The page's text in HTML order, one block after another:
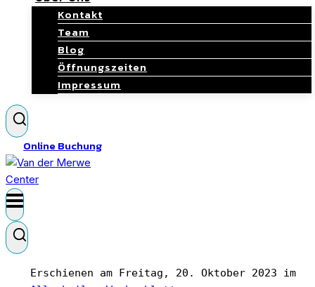
Kontakt
Team
Blog
Öffnungszeiten
Impressum
Online Buchung
Erschienen am Freitag, 20. Oktober 2023 im